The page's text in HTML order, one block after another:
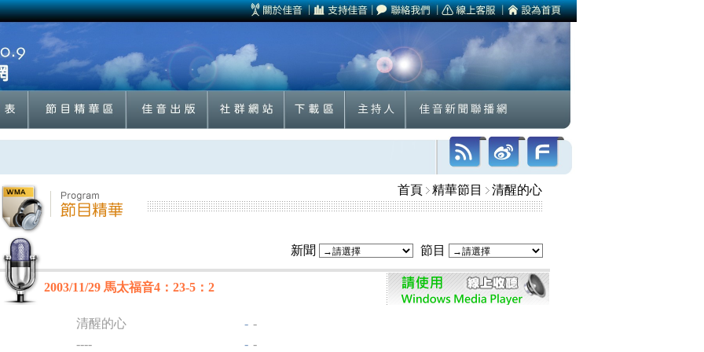
首頁 精華節目 清醒的心
新聞 節目
2003/11/29 馬太福音4：23-5：2
清醒的心 - -
----
- -